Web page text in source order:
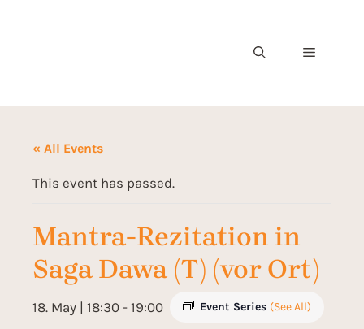
« All Events
This event has passed.
Mantra-Rezitation in
Saga Dawa (T) (vor Ort)
18. May | 18:30 - 19:00 Event Series (See All)